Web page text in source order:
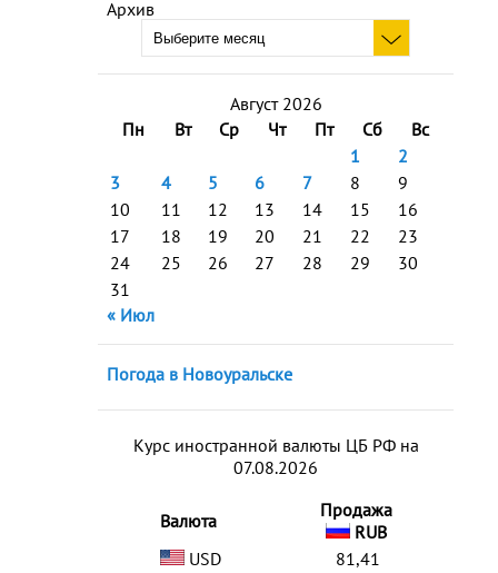
Архив
Август 2026
Пн
Вт Ср Чт Пт Сб
Вс
1
2
3
4 5 6 7 8
9
10
11 12 13 14 15
16
17
18 19 20 21 22
23
24
25 26 27 28 29
30
31
« Июл
Погода в Новоуральске
Курс иностранной валюты ЦБ РФ на
07.08.2026
Валюта
Продажа
RUB
USD
81,41